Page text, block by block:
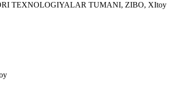
TEXNOLOGIYALAR TUMANI, ZIBO, XItoy